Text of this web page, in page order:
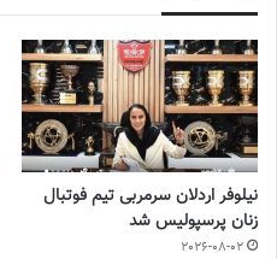
نیلوفر اردلان سرمربی تیم فوتبال
زنان پرسپولیس شد
2026-08-02